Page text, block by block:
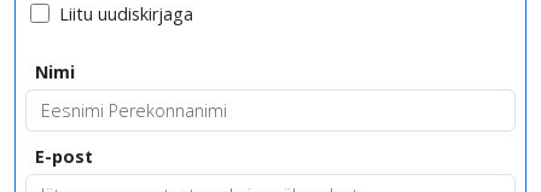
Liitu uudiskirjaga
Nimi
E-post